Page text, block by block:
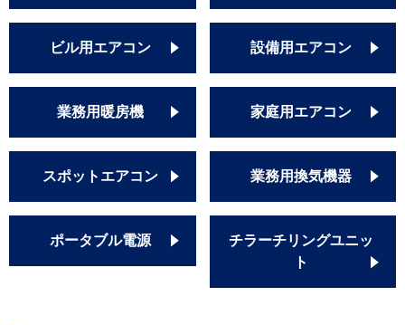
ビル用エアコン 設備用エアコン
業務用暖房機 家庭用エアコン
スポットエアコン 業務用換気機器
ポータブル電源
チラーチリングユニッ
ト